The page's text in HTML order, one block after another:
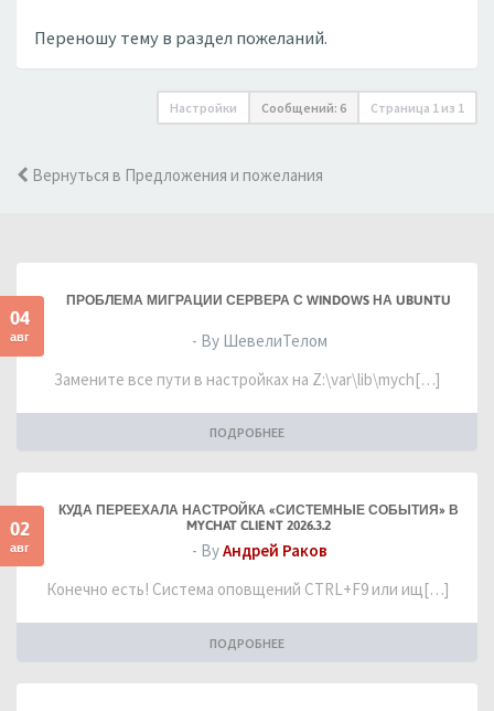
Переношу тему в раздел пожеланий.
Настройки Сообщений: 6 Страница 1 из 1
Вернуться в Предложения и пожелания
04
авг
ПРОБЛЕМА МИГРАЦИИ СЕРВЕРА С WINDOWS НА UBUNTU
- By ШевелиТелом
Замените все пути в настройках на Z:\var\lib\mych[…]
ПОДРОБНЕЕ
02
авг
КУДА ПЕРЕЕХАЛА НАСТРОЙКА «СИСТЕМНЫЕ СОБЫТИЯ» В
MYCHAT CLIENT 2026.3.2
- ByАндрей Раков
Конечно есть! Система оповщений CTRL+F9 или ищ[…]
ПОДРОБНЕЕ